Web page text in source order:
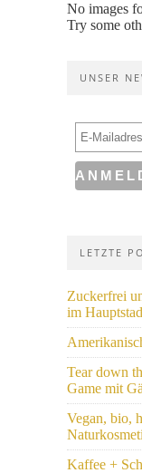
No images
Try some
UNSER
LETZTE
Zuckerfrei
im
Tear down
Game mit
Vegan, bio,
Kaffee +